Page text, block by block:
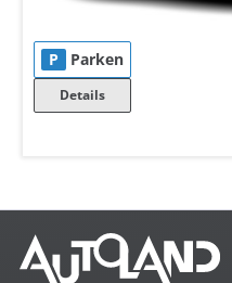
P Parken
Details